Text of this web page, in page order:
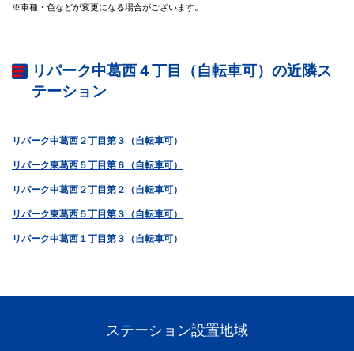
※車種・色などが変更になる場合がございます。
リパーク中葛西４丁目（自転車可）の近隣ス
テーション
リパーク中葛西２丁目第３（自転車可）
リパーク東葛西５丁目第６（自転車可）
リパーク中葛西２丁目第２（自転車可）
リパーク東葛西５丁目第３（自転車可）
リパーク中葛西１丁目第３（自転車可）
ステーション設置地域